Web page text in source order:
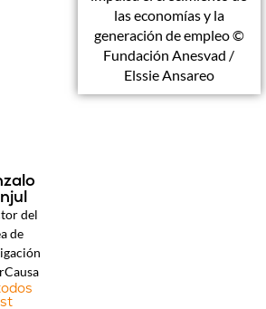
las economías y la
generación de empleo ©
Fundación Anesvad /
Elssie Ansareo
del
de